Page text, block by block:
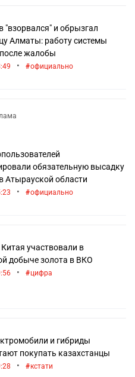
"взорвался" и обрызгал
Алматы: работу системы
жалобы
• официально
обязательную высадку
Атырауской области
• официально
участвовали в
добыче золота в ВКО
• цифра
и гибриды
покупать казахстанцы
• кстати